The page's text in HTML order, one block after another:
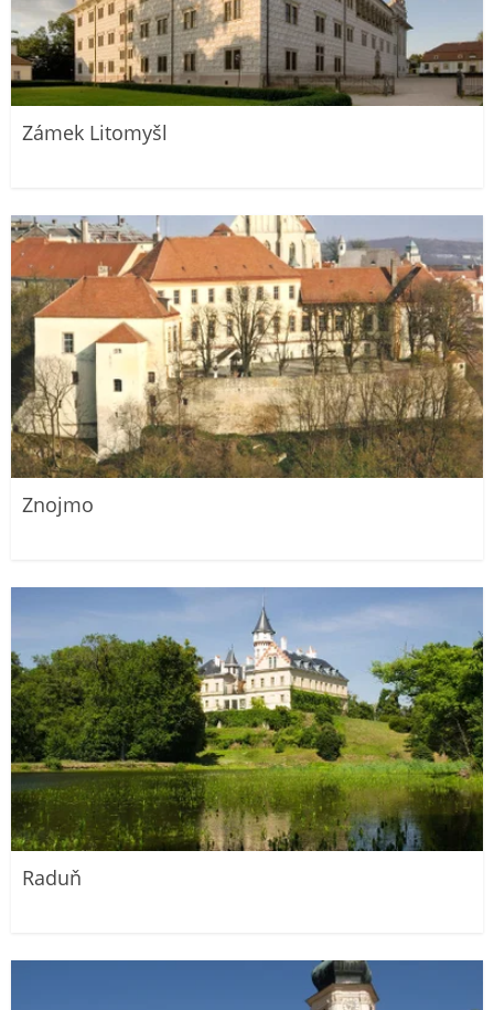
Zámek Litomyšl
Znojmo
Raduň